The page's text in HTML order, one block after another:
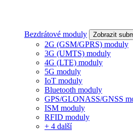
Bezdrátové moduly Zobrazit
2G (GSM/GPRS) moduly
3G (UMTS) moduly
4G (LTE) moduly
5G moduly
IoT moduly
Bluetooth moduly
GPS/GLONASS/GNSS
ISM moduly
RFID moduly
+ 4 další